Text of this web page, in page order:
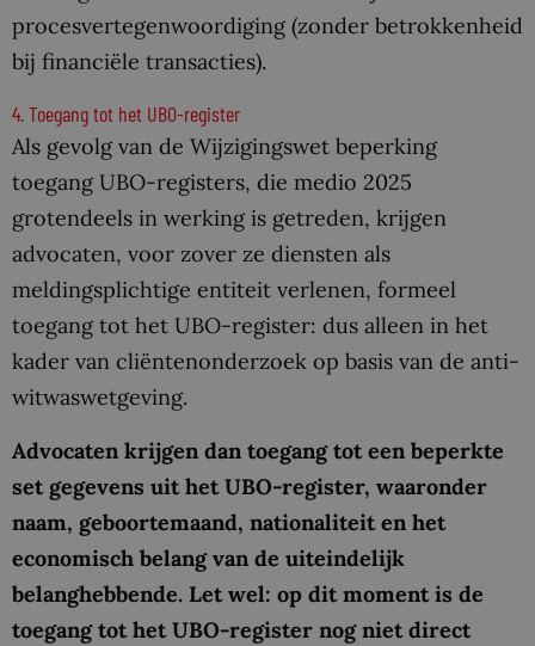
procesvertegenwoordiging (zonder betrokkenheid
bij financiële transacties).
4. Toegang tot het UBO-register
Als gevolg van de Wijzigingswet beperking
toegang UBO-registers, die medio 2025
grotendeels in werking is getreden, krijgen
advocaten, voor zover ze diensten als
meldingsplichtige entiteit verlenen, formeel
toegang tot het UBO-register: dus alleen in het
kader van cliëntenonderzoek op basis van de anti-
witwaswetgeving.
Advocaten krijgen dan toegang tot een beperkte
set gegevens uit het UBO-register, waaronder
naam, geboortemaand, nationaliteit en het
economisch belang van de uiteindelijk
belanghebbende. Let wel: op dit moment is de
toegang tot het UBO-register nog niet direct